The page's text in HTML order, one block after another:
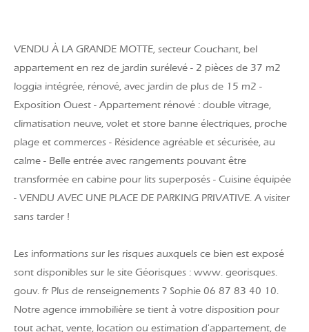
VENDU À LA GRANDE MOTTE, secteur Couchant, bel
appartement en rez de jardin surélevé - 2 pièces de 37 m2
loggia intégrée, rénové, avec jardin de plus de 15 m2 -
Exposition Ouest - Appartement rénové : double vitrage,
climatisation neuve, volet et store banne électriques, proche
plage et commerces - Résidence agréable et sécurisée, au
calme - Belle entrée avec rangements pouvant être
transformée en cabine pour lits superposés - Cuisine équipée
- VENDU AVEC UNE PLACE DE PARKING PRIVATIVE. A visiter
sans tarder !
Les informations sur les risques auxquels ce bien est exposé
sont disponibles sur le site Géorisques : www. georisques.
gouv. fr Plus de renseignements ? Sophie 06 87 83 40 10.
Notre agence immobilière se tient à votre disposition pour
tout achat, vente, location ou estimation d'appartement, de